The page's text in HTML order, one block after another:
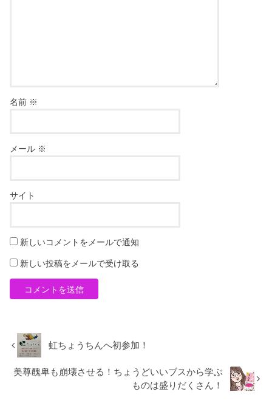
名前 ※
メール ※
サイト
新しいコメントをメールで通知
新しい投稿をメールで受け取る
虹ちょうちんへ初参加！
美尊醜卑も崩壊させる！ちょうどいいブスから学ぶ
ものは盛りだくさん！